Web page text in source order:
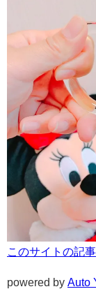
このサイトの記
powered by Auto